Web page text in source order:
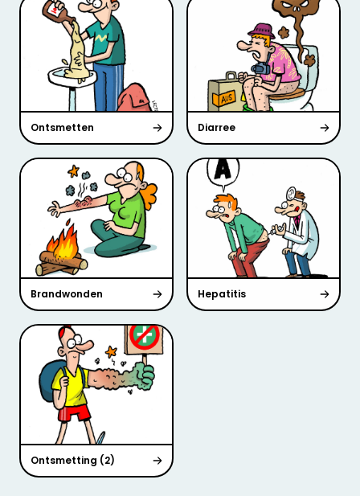
Ontsmetten Diarree
Brandwonden Hepatitis
Ontsmetting (2)